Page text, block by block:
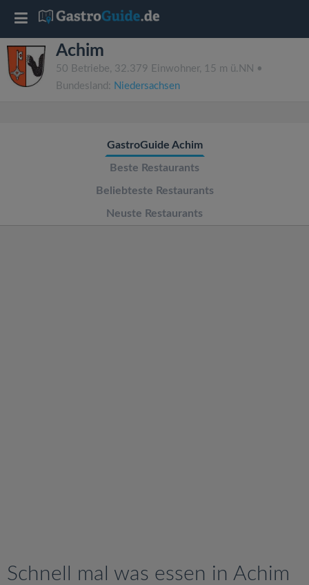
Achim
50 Betriebe, 32.379 Einwohner, 15 m ü.NN •
Bundesland: Niedersachsen
GastroGuide Achim
Beste Restaurants
Beliebteste Restaurants
Neuste Restaurants
Schnell mal was essen in Achim
T
o
g
n